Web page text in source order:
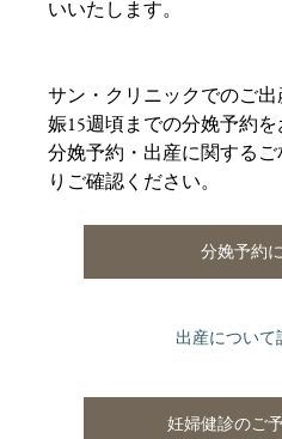
いいたします。
サン・クリニックでのご
娠15週頃までの分娩予約を
分娩予約・出産に関する
りご確認ください。
分娩予約
出産について
妊婦健診のご